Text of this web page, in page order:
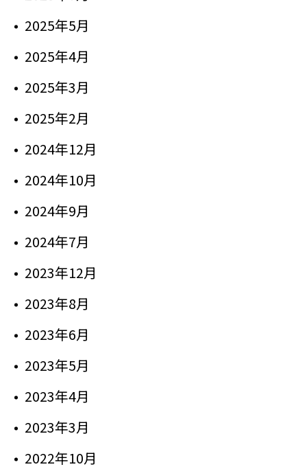
2025年5月
2025年4月
2025年3月
2025年2月
2024年12月
2024年10月
2024年9月
2024年7月
2023年12月
2023年8月
2023年6月
2023年5月
2023年4月
2023年3月
2022年10月